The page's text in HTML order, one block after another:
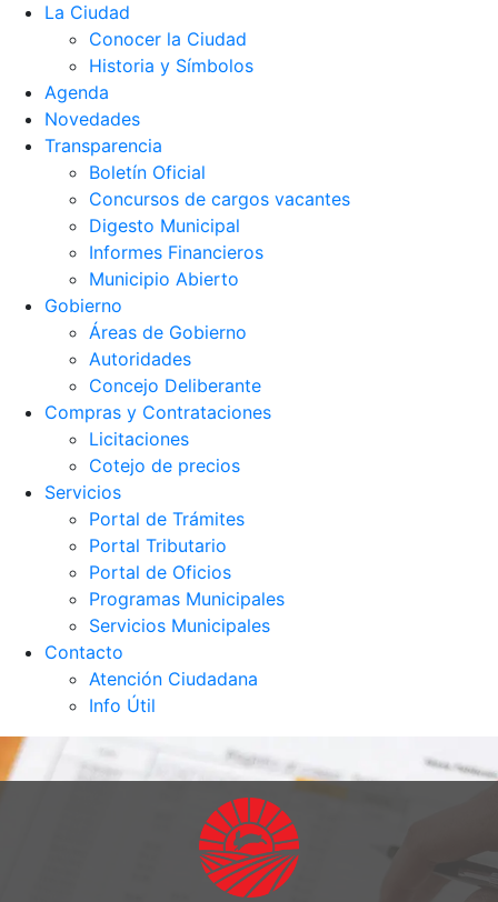
La Ciudad
Conocer la Ciudad
Historia y Símbolos
Agenda
Novedades
Transparencia
Boletín Oficial
Concursos de cargos vacantes
Digesto Municipal
Informes Financieros
Municipio Abierto
Gobierno
Áreas de Gobierno
Autoridades
Concejo Deliberante
Compras y Contrataciones
Licitaciones
Cotejo de precios
Servicios
Portal de Trámites
Portal Tributario
Portal de Oficios
Programas Municipales
Servicios Municipales
Contacto
Atención Ciudadana
Info Útil